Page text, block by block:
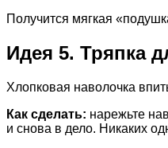
Получится мягкая
Идея 5. Тряпка
Хлопковая наволочка
Как сделать: нарежьте
и снова в дело. Никаких